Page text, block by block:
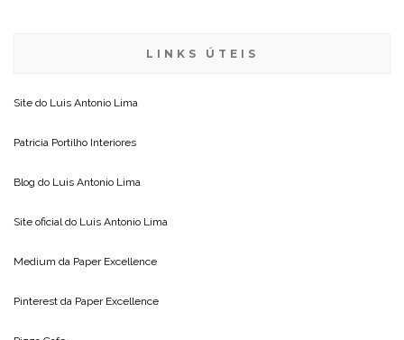
LINKS ÚTEIS
Site do Luis Antonio Lima
Patricia Portilho Interiores
Blog do Luis Antonio Lima
Site oficial do Luis Antonio Lima
Medium da Paper Excellence
Pinterest da Paper Excellence